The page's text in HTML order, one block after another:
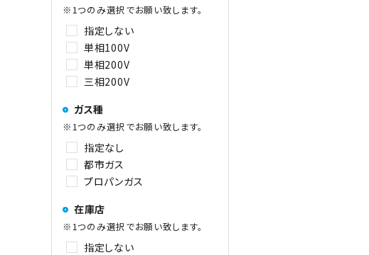
※1つのみ選択でお願い致します。
指定しない
単相100V
単相200V
三相200V
ガス種
※1つのみ選択でお願い致します。
指定なし
都市ガス
プロパンガス
在庫店
※1つのみ選択でお願い致します。
指定しない